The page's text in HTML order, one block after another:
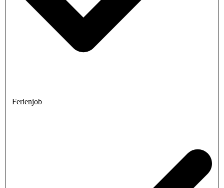
Ferienjob